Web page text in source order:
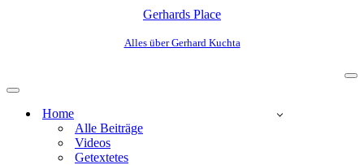
Gerhards Place
Alles über Gerhard Kuchta
Home
Alle Beiträge
Videos
Getextetes